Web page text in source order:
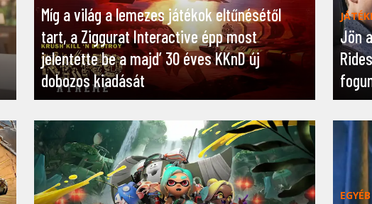
Míg a világ a lemezes játékok eltűnésétől
tart, a Ziggurat Interactive épp most
jelentette be a majd’ 30 éves KKnD új
dobozos kiadását
Jön
EGYÉB